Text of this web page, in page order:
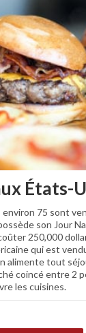
États-
75 sont
son Jour
250,000
qui est
alimente tout
coincé entre 2
les cuisines.